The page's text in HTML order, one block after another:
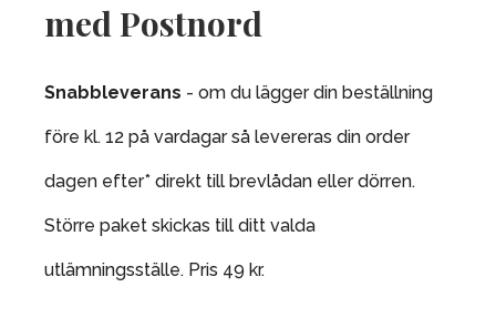
med Postnord
Snabbleverans - om du lägger din beställning
före kl. 12 på vardagar så levereras din order
dagen efter* direkt till brevlådan eller dörren.
Större paket skickas till ditt valda
utlämningsställe. Pris 49 kr.